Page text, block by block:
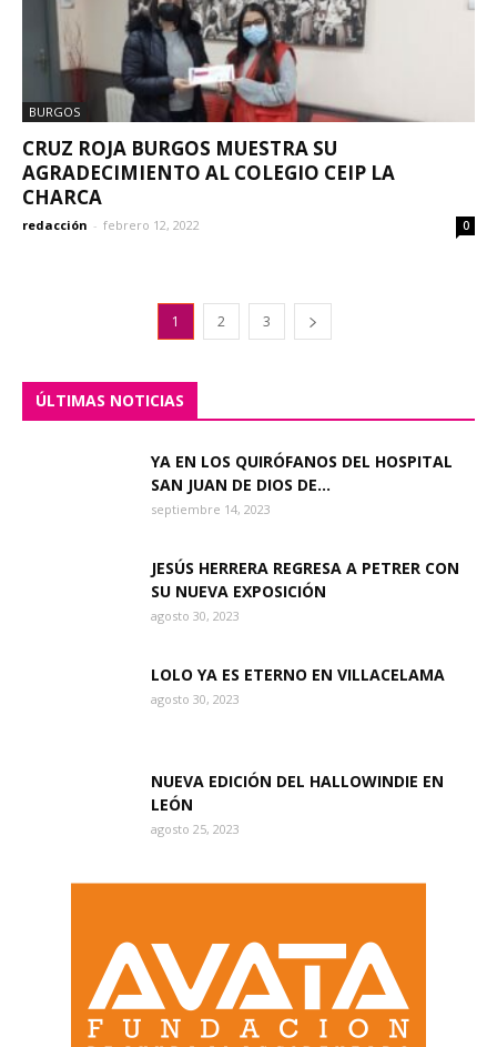
BURGOS
CRUZ ROJA BURGOS MUESTRA SU
AGRADECIMIENTO AL COLEGIO CEIP LA
CHARCA
redacción - febrero 12, 2022 0
1 2 3
ÚLTIMAS NOTICIAS
YA EN LOS QUIRÓFANOS DEL HOSPITAL
SAN JUAN DE DIOS DE...
septiembre 14, 2023
JESÚS HERRERA REGRESA A PETRER CON
SU NUEVA EXPOSICIÓN
agosto 30, 2023
LOLO YA ES ETERNO EN VILLACELAMA
agosto 30, 2023
NUEVA EDICIÓN DEL HALLOWINDIE EN
LEÓN
agosto 25, 2023